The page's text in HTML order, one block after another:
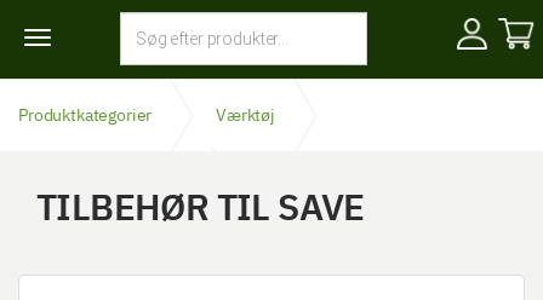
Toggle
navigation
Produktkategorier Værktøj
TILBEHØR TIL SAVE